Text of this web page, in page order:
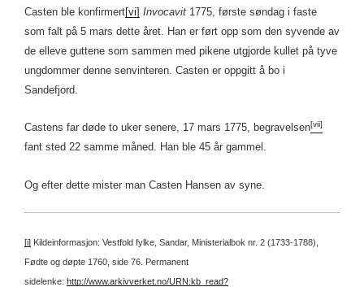
Casten ble konfirmert[vi] Invocavit 1775, første søndag i faste
som falt på 5 mars dette året. Han er ført opp som den syvende av
de elleve guttene som sammen med pikene utgjorde kullet på tyve
ungdommer denne senvinteren. Casten er oppgitt å bo i
Sandefjord.
Castens far døde to uker senere, 17 mars 1775, begravelsen[vii]
fant sted 22 samme måned. Han ble 45 år gammel.
Og efter dette mister man Casten Hansen av syne.
[i] Kildeinformasjon: Vestfold fylke, Sandar, Ministerialbok nr. 2 (1733-1788),
Fødte og døpte 1760, side 76. Permanent
sidelenke: http://www.arkivverket.no/URN:kb_read?